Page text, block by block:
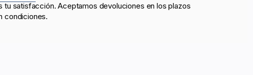
tu satisfacción. Aceptamos devoluciones en los plazos
condiciones.